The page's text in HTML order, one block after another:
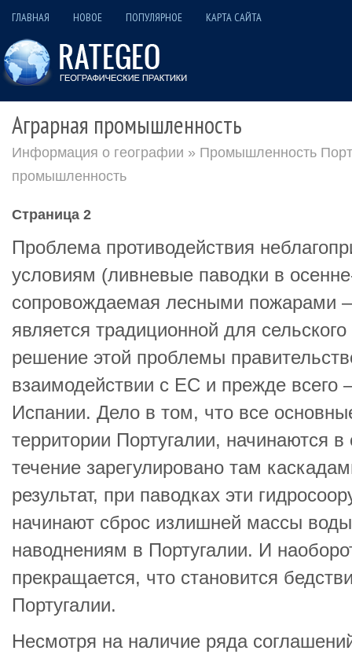
ГЛАВНАЯ НОВОЕ ПОПУЛЯРНОЕ КАРТА САЙТА
Аграрная промышленность
Информация о географии » Промышленность
промышленность
Страница 2
Проблема противодействия
условиям (ливневые паводки в
сопровождаемая лесными пожарами
является традиционной для
решение этой проблемы
взаимодействии с ЕС и прежде всего
Испании. Дело в том, что все
территории Португалии, начинаются
течение зарегулировано там
результат, при паводках эти
начинают сброс излишней массы
наводнениям в Португалии. И
прекращается, что становится
Португалии.
Несмотря на наличие ряда